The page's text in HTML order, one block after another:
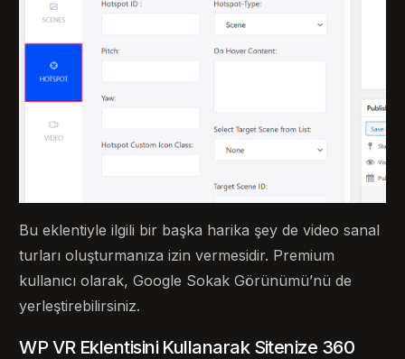
Bu eklentiyle ilgili bir başka harika şey de video sanal
turları oluşturmanıza izin vermesidir. Premium
kullanıcı olarak, Google Sokak Görünümü’nü de
yerleştirebilirsiniz.
WP VR Eklentisini Kullanarak Sitenize 360 ​​